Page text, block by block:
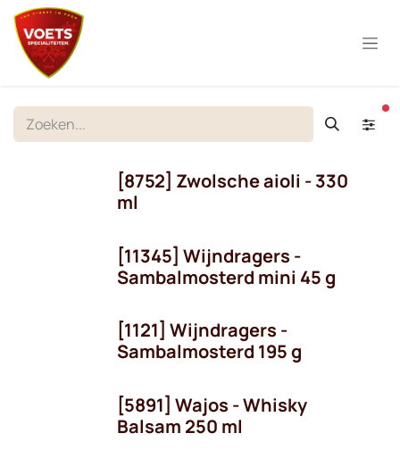
Overslaan naar inhoud
[8752] Zwolsche aioli - 330
ml
[11345] Wijndragers -
Sambalmosterd mini 45 g
[1121] Wijndragers -
Sambalmosterd 195 g
[5891] Wajos - Whisky
Balsam 250 ml